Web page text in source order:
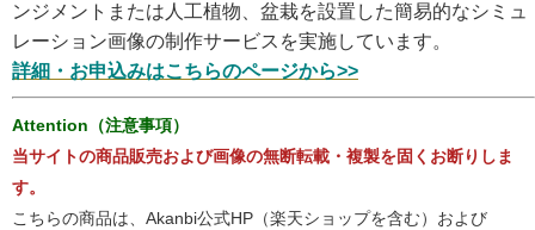
ンジメントまたは人工植物、盆栽を設置した簡易的なシミュ
レーション画像の制作サービスを実施しています。
詳細・お申込みはこちらのページから>>
Attention（注意事項）
当サイトの商品販売および画像の無断転載・複製を固くお断りしま
す。
こちらの商品は、Akanbi公式HP（楽天ショップを含む）および